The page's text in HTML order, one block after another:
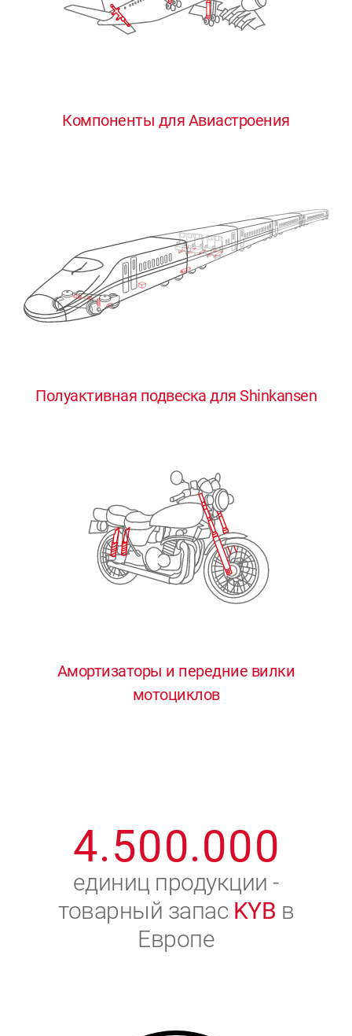
Компоненты для Авиастроения
Полуактивная подвеска для Shinkansen
Амортизаторы и передние вилки
мотоциклов
0
4
5
6
.
1
2
5
6
7
0
3
4
6
7
0
0
2
3
4
6
7
0.
0
2
3
4
6
7
0
0
2
3
4
6
0
0
3
4
6
0
единиц продукции -
товарный запас KYB в
Европе